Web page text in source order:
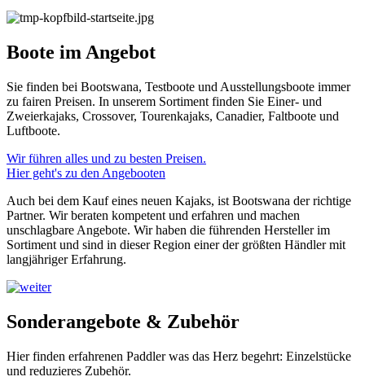
Boote im Angebot
Sie finden bei Bootswana, Testboote und Ausstellungsboote immer
zu fairen Preisen. In unserem Sortiment finden Sie Einer- und
Zweierkajaks, Crossover, Tourenkajaks, Canadier, Faltboote und
Luftboote.
Wir führen alles und zu besten Preisen.
Hier geht's zu den Angebooten
Auch bei dem Kauf eines neuen Kajaks, ist Bootswana der richtige
Partner. Wir beraten kompetent und erfahren und machen
unschlagbare Angebote. Wir haben die führenden Hersteller im
Sortiment und sind in dieser Region einer der größten Händler mit
langjähriger Erfahrung.
Sonderangebote & Zubehör
Hier finden erfahrenen Paddler was das Herz begehrt: Einzelstücke
und reduzieres Zubehör.